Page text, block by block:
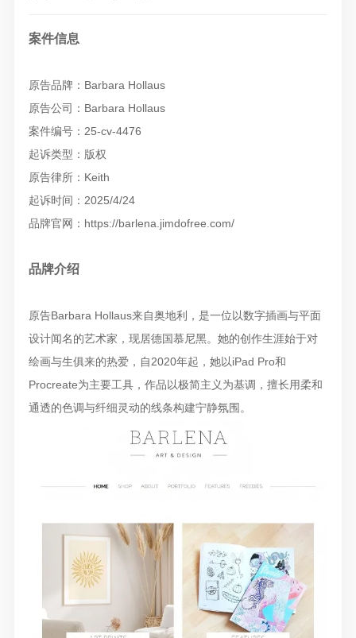
案件信息
原告品牌：Barbara Hollaus
原告公司：Barbara Hollaus
案件编号：25-cv-4476
起诉类型：版权
原告律所：Keith
起诉时间：2025/4/24
品牌官网：https://barlena.jimdofree.com/
品牌介绍
原告Barbara Hollaus来自奥地利，是一位以数字插画与平面
设计闻名的艺术家，现居德国慕尼黑。她的创作生涯始于对
绘画与生俱来的热爱，自2020年起，她以iPad Pro和
Procreate为主要工具，作品以极简主义为基调，擅长用柔和
通透的色调与纤细灵动的线条构建宁静氛围。